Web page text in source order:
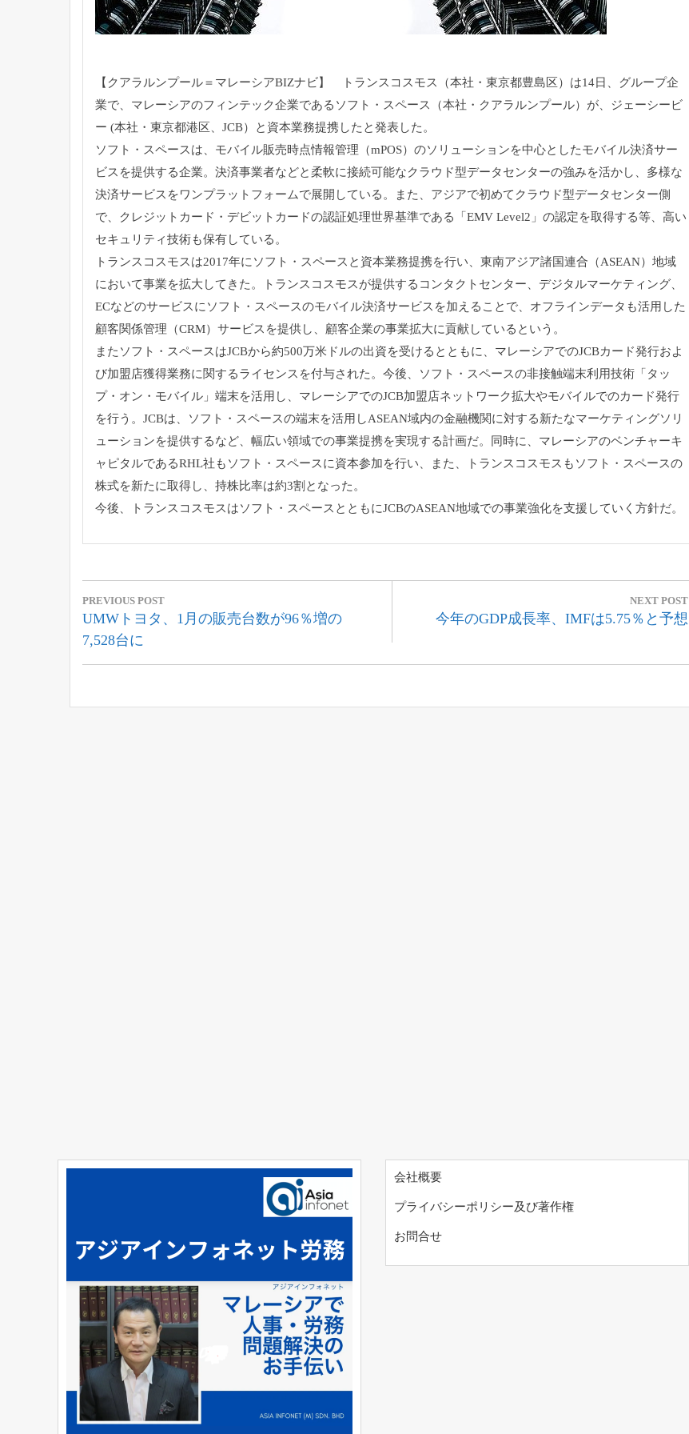
【クアラルンプール＝マレーシアBIZナビ】 トランスコスモス（本社・東京都豊島区）は14日、 グループ企
業で、マレーシアのフィンテック企業であるソフト・ スペース（本社・クアラルンプール）が、ジェーシービ
ー (本社・東京都港区、JCB）と資本業務提携したと発表した。
ソフト・スペースは、モバイル販売時点情報管理（mPOS） のソリューションを中心としたモバイル決済サー
ビスを提供する企業。 決済事業者などと柔軟に接続可能なクラウド型データセンターの強みを活かし、 多様な
決済サービスをワンプラットフォームで展開している。
また、アジアで初めてクラウド型データセンター側
で、
クレジットカード・デビットカードの認証処理世界基準である「 EMV Level2」の認定を取得する等、 高い
セキュリティ技術も保有している。
トランスコスモスは2017年にソフト・ スペースと資本業務提携を行い、東南アジア諸国連合（ASEAN）地域
において事業を拡大してきた。
トランスコスモスが提供するコンタクトセンター、 デジタルマーケティング、
ECなどのサービスにソフト・ スペースのモバイル決済サービスを加えることで、 オフラインデータも活用した
顧客関係管理（CRM） サービスを提供し、顧客企業の事業拡大に貢献しているという。
またソフト・ スペースはJCBから約500万米ドルの出資を受けるとともに、 マレーシアでのJCBカード発行およ
び加盟店獲得業務に関するライセンスを付与された。今後、ソフト・ スペースの非接触端末利用技術「タッ
プ・オン・モバイル」 端末を活用し、 マレーシアでのJCB加盟店ネットワーク拡大やモバイルでのカー ド発行
を行う。JCBは、ソフト・ スペースの端末を活用しASEAN域内の金融機関に対する新たなマーケティングソリ
ューションを提供するなど、 幅広い領域での事業提携を実現する計画だ。同時に、 マレーシアのベンチャーキ
ャピタルであるRHL社もソフト・ スペースに資本参加を行い、また、トランスコスモスもソフト・ スペースの
株式を新たに取得し、持株比率は約3割となった。
今後、トランスコスモスはソフト・ スペースとともにJCBのASEAN地域での事業強化を支援していく方針だ。
投
稿
ナ
ビ
PREVIOUS POST
Previous
Post:
UMWトヨタ、1月の販売台数が96％増の
7,528台に
NEXT POST
Next
今年のGDP成長率、IMFは5.75％と予想
会社概要
プライバシーポリシー及び著作権
お問合せ